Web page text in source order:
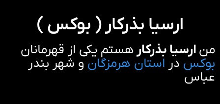
ارسیا بذرکار ( بوکس )
من ارسیا بذرکار هستم یکی از قهرمانان
بوکس در استان هرمزگان و شهر بندر
عباس